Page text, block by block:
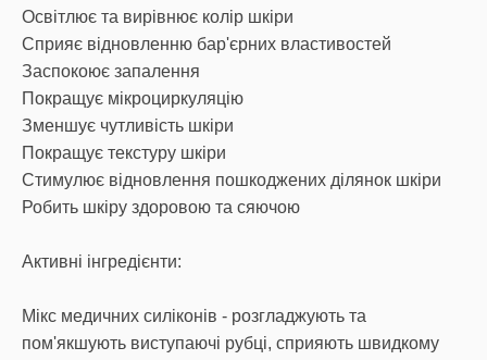
Освітлює та вирівнює колір шкіри
Сприяє відновленню бар'єрних властивостей
Заспокоює запалення
Покращує мікроциркуляцію
Зменшує чутливість шкіри
Покращує текстуру шкіри
Стимулює відновлення пошкоджених ділянок шкіри
Робить шкіру здоровою та сяючою
Активні інгредієнти:
Мікс медичних силіконів - розгладжують та
пом'якшують виступаючі рубці, сприяють швидкому